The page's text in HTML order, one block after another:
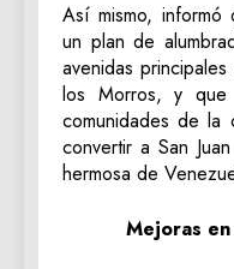
Así mismo,
un plan de
avenidas
los Morros, y que
comunidades de la
convertir a San
hermosa de
Mejoras